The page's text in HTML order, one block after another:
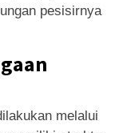
pesisirnya
melalui